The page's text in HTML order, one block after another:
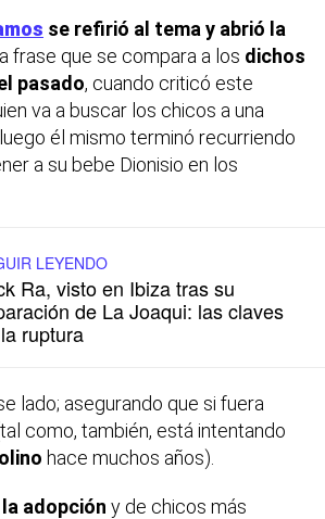
se refirió al tema y abrió la
frase que se compara a los dichos
pasado, cuando criticó este
va a buscar los chicos a una
él mismo terminó recurriendo
a su bebe Dionisio en los
LEYENDO
Ra, visto en Ibiza tras su
de La Joaqui: las claves
ruptura
lado; asegurando que si fuera
como, también, está intentando
hace muchos años).
adopción y de chicos más